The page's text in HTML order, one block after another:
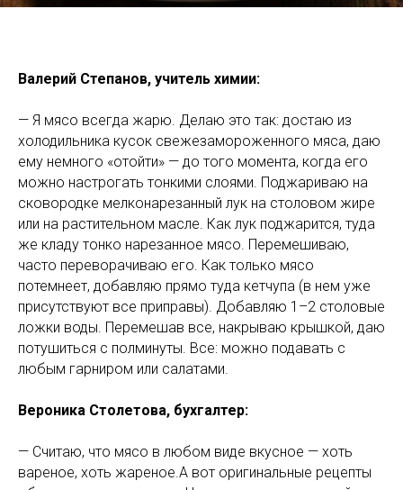
Валерий Степанов, учитель химии:
— Я мясо всегда жарю. Делаю это так: достаю из
холодильника кусок свежезамороженного мяса, даю
ему немного «отойти» — до того момента, когда его
можно настрогать тонкими слоями. Поджариваю на
сковородке мелконарезанный лук на столовом жире
или на растительном масле. Как лук поджарится, туда
же кладу тонко нарезанное мясо. Перемешиваю,
часто переворачиваю его. Как только мясо
потемнеет, добавляю прямо туда кетчупа (в нем уже
присутствуют все приправы). Добавляю 1–2 столовые
ложки воды. Перемешав все, накрываю крышкой, даю
потушиться с полминуты. Все: можно подавать с
любым гарниром или салатами.
Вероника Столетова, бухгалтер:
— Считаю, что мясо в любом виде вкусное — хоть
вареное, хоть жареное.А вот оригинальные рецепты